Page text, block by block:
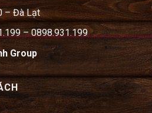
– Đà Lạt
– 0898.931.199
Group